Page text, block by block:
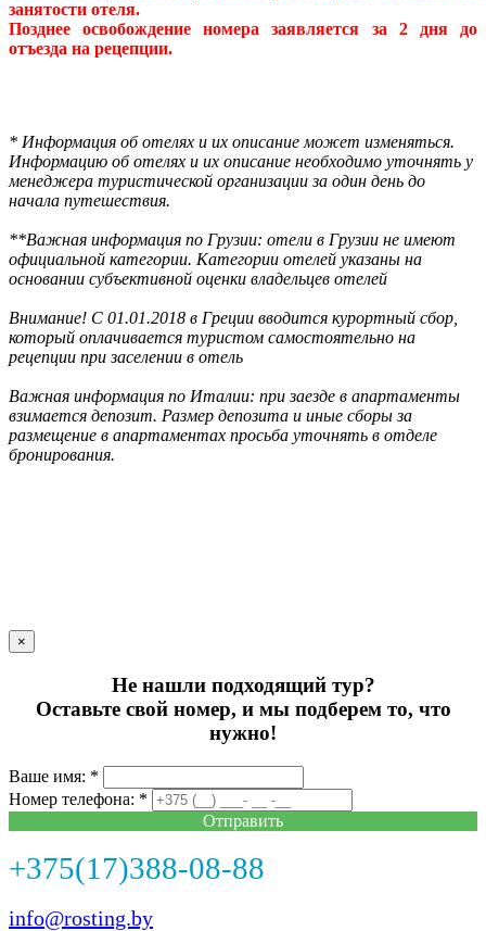
занятости отеля.
Позднее освобождение номера заявляется за 2 дня до
отъезда на рецепции.
* Информация об отелях и их описание может изменяться.
Информацию об отелях и их описание необходимо уточнять у
менеджера туристической организации за один день до
начала путешествия.
**Важная информация по Грузии: отели в Грузии не имеют
официальной категории. Категории отелей указаны на
основании субъективной оценки владельцев отелей
Внимание! С 01.01.2018 в Греции вводится курортный сбор,
который оплачивается туристом самостоятельно на
рецепции при заселении в отель
Важная информация по Италии: при заезде в апартаменты
взимается депозит. Размер депозита и иные сборы за
размещение в апартаментах просьба уточнять в отделе
бронирования.
×
Не нашли подходящий тур?
Оставьте свой номер, и мы подберем то, что
нужно!
Ваше имя: *
Номер телефона: *
Отправить
+375(17)388-08-88
info@rosting.by